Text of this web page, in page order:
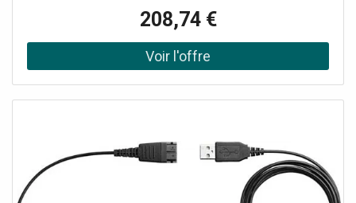
protection sans faille des données Robuste : résiste aux
torsions Appairage simplifié : pression unique sur un
bouton MS : certifié Microsoft Teams Compatible avec les
Engage 55 ; Engage 65 et Engage 75
208,74 €